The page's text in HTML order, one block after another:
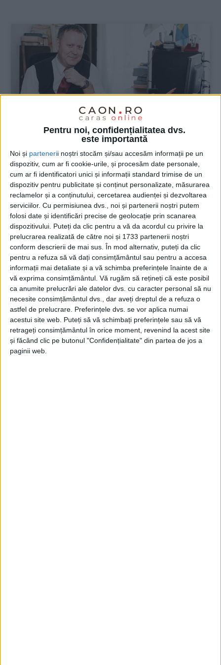
Pentru noi, confidențialitatea dvs.
este importantă
Noi și partenerii noștri stocăm și/sau accesăm informații pe un
dispozitiv, cum ar fi cookie-urile, și procesăm date personale,
cum ar fi identificatori unici și informații standard trimise de un
dispozitiv pentru publicitate și conținut personalizate, măsurarea
reclamelor și a conținutului, cercetarea audienței și dezvoltarea
serviciilor. Cu permisiunea dvs., noi și partenerii noștri putem
folosi date și identificări precise de geolocație prin scanarea
dispozitivului. Puteți da clic pentru a vă da acordul cu privire la
prelucrarea realizată de către noi și 1733 partenerii noștri
conform descrierii de mai sus. În mod alternativ, puteți da clic
pentru a refuza să vă dați consimțământul sau pentru a accesa
informații mai detaliate și a vă schimba preferințele înainte de a
vă exprima consimțământul. Vă rugăm să rețineți că este posibil
ca anumite prelucrări ale datelor dvs. cu caracter personal să nu
necesite consimțământul dvs., dar aveți dreptul de a refuza o
astfel de prelucrare. Preferințele dvs. se vor aplica numai
acestui site web. Puteți să vă schimbați preferințele sau să vă
retrageți consimțământul în orice moment, revenind la acest site
și făcând clic pe butonul "Confidențialitate" din partea de jos a
paginii web.
ŞTIRILE JUDEŢULUI CARAŞ-SEVERIN
„V” de la Veritas – Cartea Secretă,
Istoria Banatului și Spionajul Austro-
Ungar
2 MARTIE 2024, 10:27 AM 6 MINUTE DE CITIRE
CARAȘ-SEVERIN – Cercetări recente efectuate de istoricul
reșițean Attila Varga de la Academia Română, Institutul de
Istorie „George Barițiu” din Cluj-Napoca, în arhiva secretă a
poliției austro-ungare au scos la iveală informații
spectaculoase referitoare la povestea nespusă a românilor din
Banat în perioada de până la Primul Război Mondial!